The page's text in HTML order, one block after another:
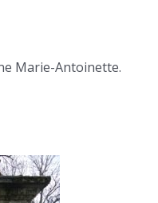
Marie-Antoinette.